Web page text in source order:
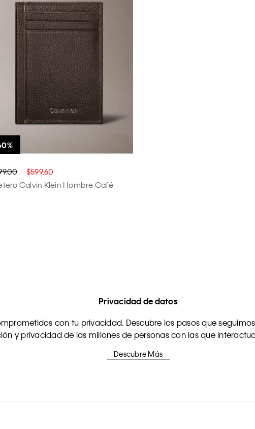
$599.60
Calvin Klein Hombre Café
Privacidad de datos
con tu privacidad. Descubre los pasos que
y privacidad de las millones de personas con las que
Descubre Más